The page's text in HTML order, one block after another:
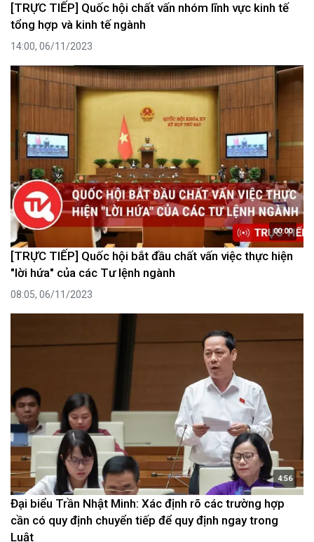
[TRỰC TIẾP] Quốc hội chất vấn nhóm lĩnh vực kinh tế
tổng hợp và kinh tế ngành
14:00, 06/11/2023
00:00
[TRỰC TIẾP] Quốc hội bắt đầu chất vấn việc thực hiện
"lời hứa" của các Tư lệnh ngành
08:05, 06/11/2023
4:56
Đại biểu Trần Nhật Minh: Xác định rõ các trường hợp
cần có quy định chuyển tiếp để quy định ngay trong
Luật